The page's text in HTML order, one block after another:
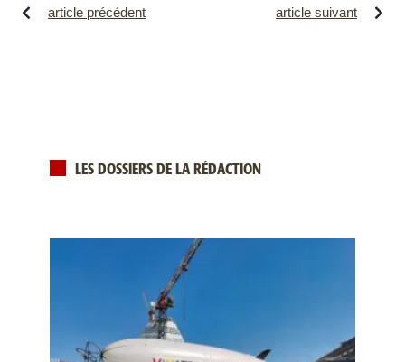
article précédent article suivant
LES DOSSIERS DE LA RÉDACTION